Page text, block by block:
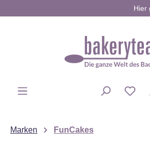
Hier
Marken FunCakes